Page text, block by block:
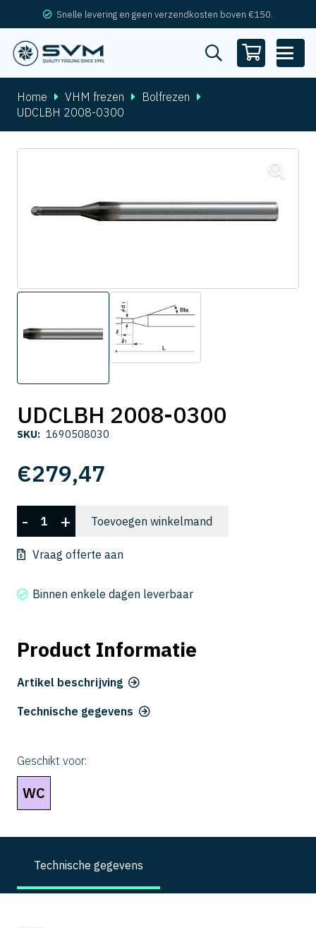
Snelle levering en geen verzendkosten boven €150.
Home VHM frezen
Bolfrezen
UDCLBH 2008-0300
UDCLBH 2008-0300
SKU: 1690508030
€279,47
UDCLBH
2008-
0300
- + Toevoegen winkelmand
Vraag offerte aan
Binnen enkele dagen leverbaar
Product Informatie
Artikel beschrijving
Technische gegevens
Geschikt voor:
WC
Technische gegevens